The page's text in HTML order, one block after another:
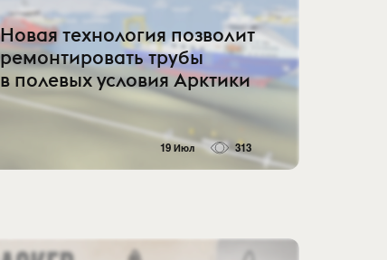
Новая технология позволит
ремонтировать трубы
в полевых условия Арктики
19 Июл 313